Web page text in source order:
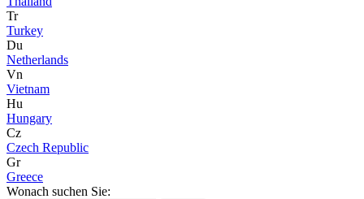
Tr
Turkey
Du
Netherlands
Vn
Vietnam
Hu
Hungary
Cz
Czech Republic
Gr
Greece
Wonach suchen Sie: